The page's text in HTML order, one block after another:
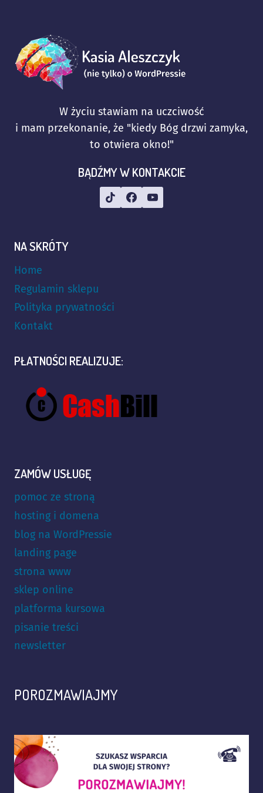
W życiu stawiam na uczciwość
i mam przekonanie, że "kiedy Bóg drzwi zamyka,
to otwiera okno!"
BĄDŹMY W KONTAKCIE
NA SKRÓTY
Home
Regulamin sklepu
Polityka prywatności
Kontakt
PŁATNOŚCI REALIZUJE:
ZAMÓW USŁUGĘ
pomoc ze stroną
hosting i domena
blog na WordPressie
landing page
strona www
sklep online
platforma kursowa
pisanie treści
newsletter
POROZMAWIAJMY